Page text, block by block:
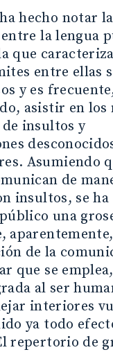
hecho notar
la lengua
que
entre ellas
y es
asistir en los
insultos y
Asumiendo
de
insultos, se ha
una
de la
que se
al ser
interiores
ya todo
repertorio de